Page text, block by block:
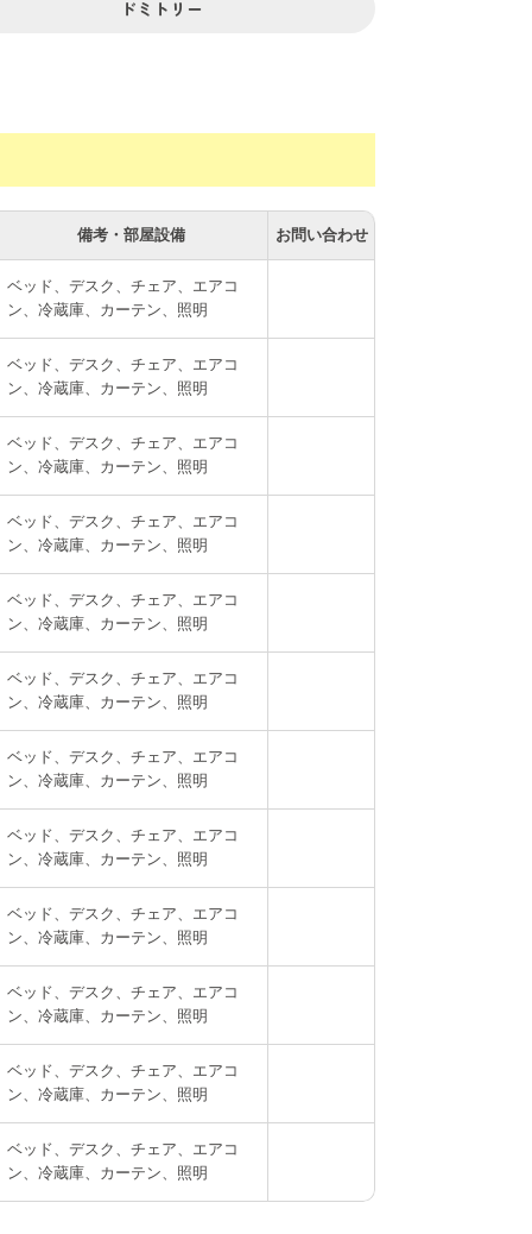
ドミトリー
備考・部屋設備 お問い合わせ
ベッド、デスク、チェア、エアコ
ン、冷蔵庫、カーテン、照明
ベッド、デスク、チェア、エアコ
ン、冷蔵庫、カーテン、照明
ベッド、デスク、チェア、エアコ
ン、冷蔵庫、カーテン、照明
ベッド、デスク、チェア、エアコ
ン、冷蔵庫、カーテン、照明
ベッド、デスク、チェア、エアコ
ン、冷蔵庫、カーテン、照明
ベッド、デスク、チェア、エアコ
ン、冷蔵庫、カーテン、照明
ベッド、デスク、チェア、エアコ
ン、冷蔵庫、カーテン、照明
ベッド、デスク、チェア、エアコ
ン、冷蔵庫、カーテン、照明
ベッド、デスク、チェア、エアコ
ン、冷蔵庫、カーテン、照明
ベッド、デスク、チェア、エアコ
ン、冷蔵庫、カーテン、照明
ベッド、デスク、チェア、エアコ
ン、冷蔵庫、カーテン、照明
ベッド、デスク、チェア、エアコ
ン、冷蔵庫、カーテン、照明